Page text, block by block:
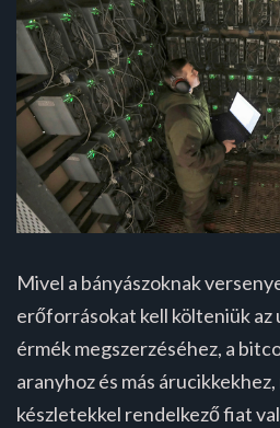
Mivel a bányászoknak
erőforrásokat kell költeniük
érmék megszerzéséhez, a
aranyhoz és más
készletekkel rendelkező fiat